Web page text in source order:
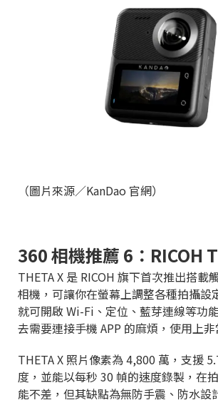
（圖片來源／KanDao 官網）
360 相機推薦 6：RICOH
THETA X 是 RICOH 旗下首次推出搭載
相機，可讓你在螢幕上調整各種拍攝設
就可開啟 Wi-Fi、定位、藍芽連線等功
去需要連接手機 APP 的麻煩，使用上非
THETA X 照片像素為 4,800 萬，支援
度，並能以每秒 30 幀的速度錄製，在
能不差，但其缺點為無防手震、防水設